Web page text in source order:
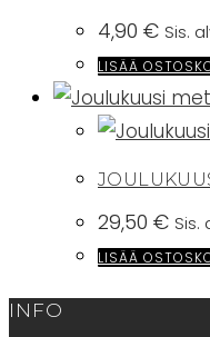
4,90 € Sis.
LISÄÄ
29,50 € Sis.
LISÄÄ
INFO